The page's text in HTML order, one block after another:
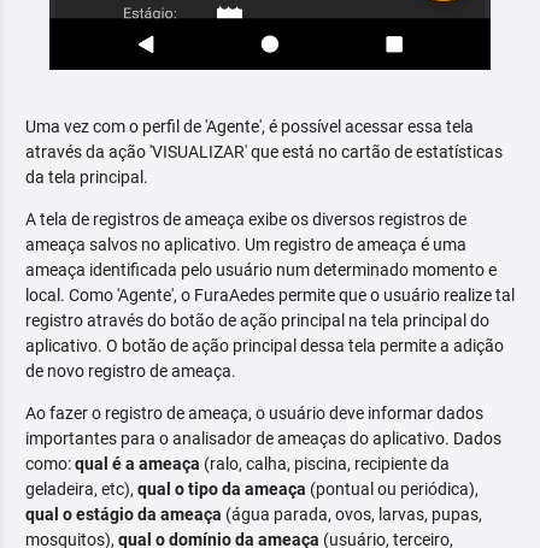
Uma vez com o perfil de 'Agente', é possível acessar essa tela
através da ação 'VISUALIZAR' que está no cartão de estatísticas
da tela principal.
A tela de registros de ameaça exibe os diversos registros de
ameaça salvos no aplicativo. Um registro de ameaça é uma
ameaça identificada pelo usuário num determinado momento e
local. Como 'Agente', o FuraAedes permite que o usuário realize tal
registro através do botão de ação principal na tela principal do
aplicativo. O botão de ação principal dessa tela permite a adição
de novo registro de ameaça.
Ao fazer o registro de ameaça, o usuário deve informar dados
importantes para o analisador de ameaças do aplicativo. Dados
como:qual é a ameaça (ralo, calha, piscina, recipiente da
geladeira, etc), qual o tipo da ameaça (pontual ou periódica),
qual o estágio da ameaça (água parada, ovos, larvas, pupas,
mosquitos), qual o domínio da ameaça (usuário, terceiro,